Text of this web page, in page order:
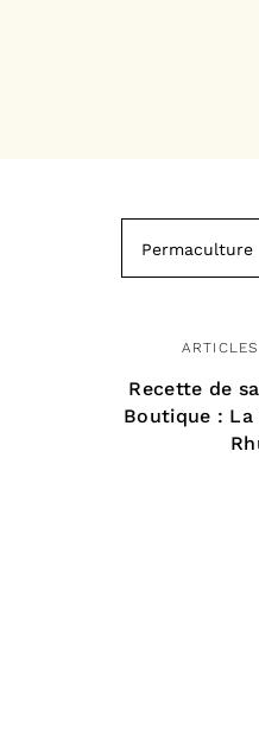
Permaculture
ARTICLES
Recette de
Boutique : La